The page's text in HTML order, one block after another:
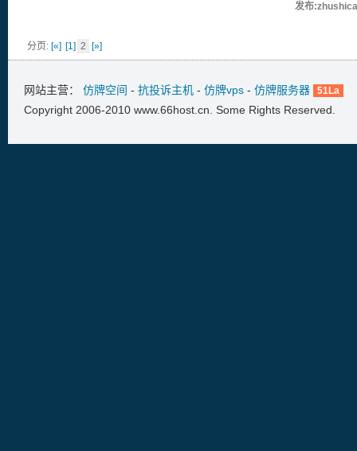
发布
分页: [«] [1] 2 [»]
网站主营： 仿牌空间 - 抗投诉主机 - 仿牌vps - 仿牌服务器 51La
Copyright 2006-2010 www.66host.cn. Some Rights Reserved.